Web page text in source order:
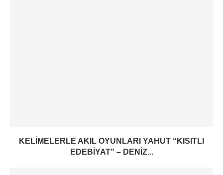
KELIMELERLE AKIL OYUNLARI YAHUT “KISITLI
EDEBIYAT” – DENIZ...